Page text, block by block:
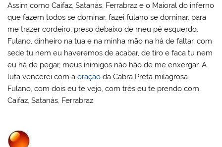
Assim como Caifaz, Satanás, Ferrabraz e o Maioral do inferno
que fazem todos se dominar, fazei fulano se dominar, para
me trazer cordeiro, preso debaixo de meu pé esquerdo.
Fulano, dinheiro na tua e na minha mão na há de faltar, com
sede tu nem eu haveremos de acabar, de tiro e faca tu nem
eu há de pegar, meus inimigos não hão de me enxergar. A
luta vencerei com aoração da Cabra Preta milagrosa.
Fulano, com dois eu te vejo, com três eu te prendo com
Caifaz, Satanás, Ferrabraz.